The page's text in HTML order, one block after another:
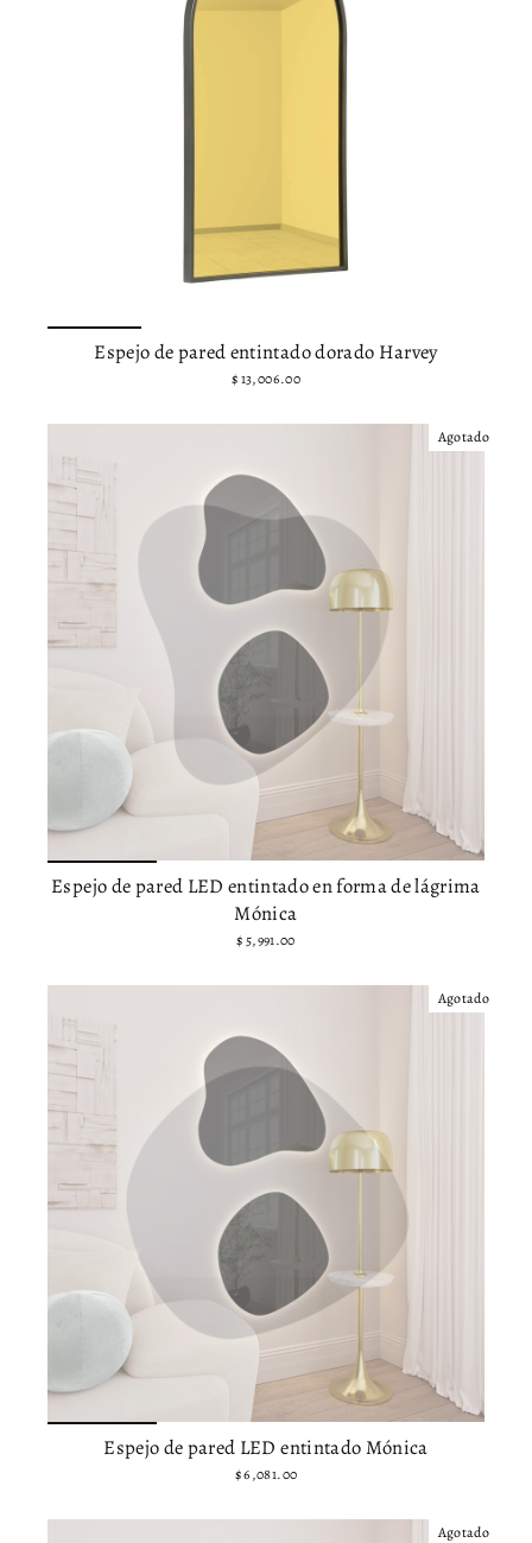
Espejo de pared entintado dorado Harvey
$ 13,006.00
Agotado
Espejo de pared LED entintado en forma de lágrima
Mónica
$ 5,991.00
Agotado
Espejo de pared LED entintado Mónica
$ 6,081.00
Agotado